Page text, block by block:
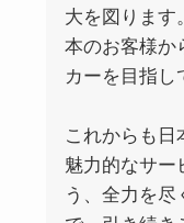
大を図ります
本のお客様か
カーを目指し
これからも日
魅力的なサー
う、全力を